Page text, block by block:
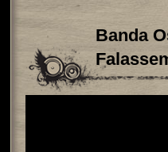
Banda